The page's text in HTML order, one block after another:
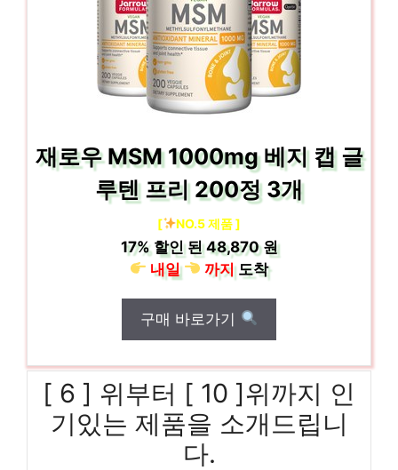
재로우 MSM 1000mg 베지 캡 글
루텐 프리 200정 3개
[ NO.5 제품 ]
17%할인 된48,870 원
내일
까지도착
구매 바로가기
[ 6 ] 위부터 [ 10 ]위까지 인
기있는 제품을 소개드립니
다.